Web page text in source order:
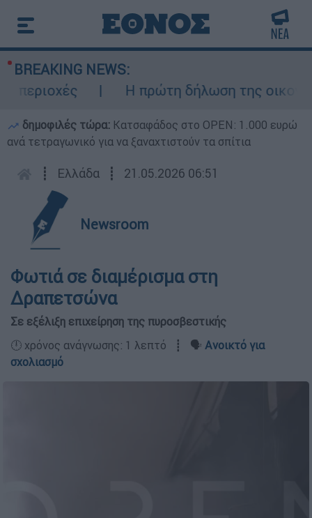
BREAKING NEWS:
Η πρώτη δήλωση της
δημοφιλές τώρα: Κατσαφάδος στο OPEN: 1.000 ευρώ
ανά τετραγωνικό για να ξαναχτιστούν τα σπίτια
┋ Ελλάδα ┋ 21.05.2026 06:51
Newsroom
Φωτιά σε διαμέρισμα στη
Δραπετσώνα
Σε εξέλιξη επιχείρηση της πυροσβεστικής
🕛 χρόνος ανάγνωσης: 1 λεπτό ┋ 🗣️ Ανοικτό για
σχολιασμό